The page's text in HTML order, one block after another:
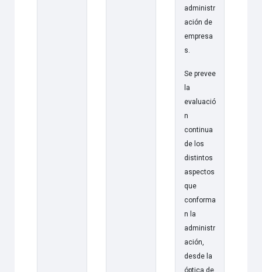
administr
ación de
empresa
s.
Se prevee
la
evaluació
n
continua
de los
distintos
aspectos
que
conforma
n la
administr
ación,
desde la
óptica de